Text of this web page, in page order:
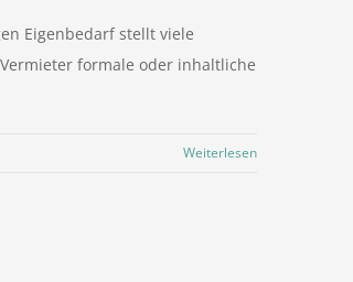
Eigenbedarf stellt viele
formale oder inhaltliche
Weiterlesen